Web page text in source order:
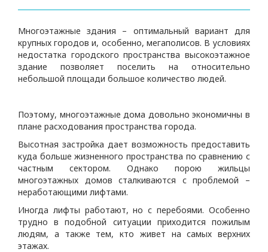
Многоэтажные здания – оптимальный вариант для
крупных городов и, особенно, мегаполисов. В условиях
недостатка городского пространства высокоэтажное
здание позволяет поселить на относительно
небольшой площади большое количество людей.
Поэтому, многоэтажные дома довольно экономичны в
плане расходования пространства города.
Высотная застройка дает возможность предоставить
куда больше жизненного пространства по сравнению с
частным сектором. Однако порою жильцы
многоэтажных домов сталкиваются с проблемой –
неработающими лифтами.
Иногда лифты работают, но с перебоями. Особенно
трудно в подобной ситуации приходится пожилым
людям, а также тем, кто живет на самых верхних
этажах.